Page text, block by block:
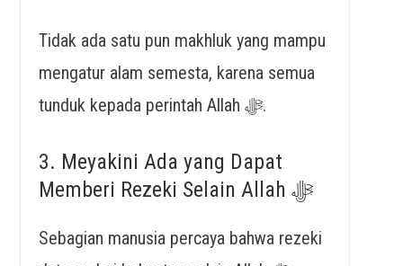
Tidak ada satu pun makhluk yang mampu
mengatur alam semesta, karena semua
tunduk kepada perintah Allah ﷻ.
3. Meyakini Ada yang Dapat
Memberi Rezeki Selain Allah ﷻ
Sebagian manusia percaya bahwa rezeki